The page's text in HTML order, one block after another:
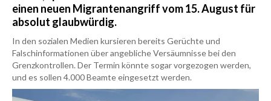
einen neuen Migrantenangriff vom 15. August für
absolut glaubwürdig.
In den sozialen Medien kursieren bereits Gerüchte und
Falschinformationen über angebliche Versäumnisse bei den
Grenzkontrollen. Der Termin könnte sogar vorgezogen werden,
und es sollen 4.000 Beamte eingesetzt werden.